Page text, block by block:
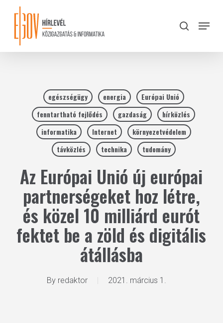
content
search
Menu
egészségügy energia
Európai Unió
fenntartható fejlődés
gazdaság
hírközlés
informatika
Internet
környezetvédelem
távközlés
technika tudomány
Az Európai Unió új európai
partnerségeket hoz létre,
és közel 10 milliárd eurót
fektet be a zöld és digitális
átállásba
By redaktor 2021. március 1.
Close